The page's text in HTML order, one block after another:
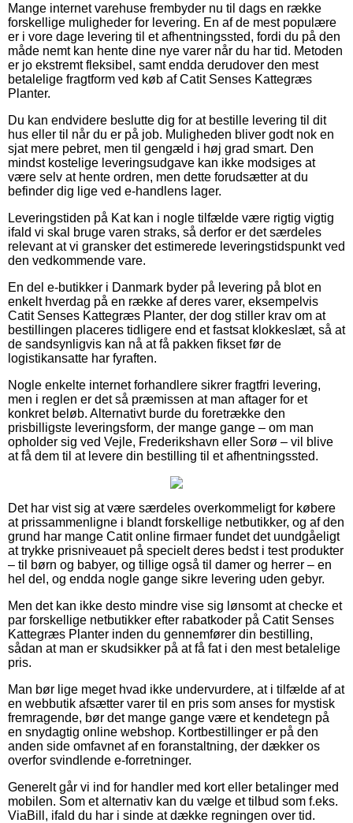
Mange internet varehuse frembyder nu til dags en række
forskellige muligheder for levering. En af de mest populære
er i vore dage levering til et afhentningssted, fordi du på den
måde nemt kan hente dine nye varer når du har tid. Metoden
er jo ekstremt fleksibel, samt endda derudover den mest
betalelige fragtform ved køb af Catit Senses Kattegræs
Planter.
Du kan endvidere beslutte dig for at bestille levering til dit
hus eller til når du er på job. Muligheden bliver godt nok en
sjat mere pebret, men til gengæld i høj grad smart. Den
mindst kostelige leveringsudgave kan ikke modsiges at
være selv at hente ordren, men dette forudsætter at du
befinder dig lige ved e-handlens lager.
Leveringstiden på Kat kan i nogle tilfælde være rigtig vigtig
ifald vi skal bruge varen straks, så derfor er det særdeles
relevant at vi gransker det estimerede leveringstidspunkt ved
den vedkommende vare.
En del e-butikker i Danmark byder på levering på blot en
enkelt hverdag på en række af deres varer, eksempelvis
Catit Senses Kattegræs Planter, der dog stiller krav om at
bestillingen placeres tidligere end et fastsat klokkeslæt, så at
de sandsynligvis kan nå at få pakken fikset før de
logistikansatte har fyraften.
Nogle enkelte internet forhandlere sikrer fragtfri levering,
men i reglen er det så præmissen at man aftager for et
konkret beløb. Alternativt burde du foretrække den
prisbilligste leveringsform, der mange gange – om man
opholder sig ved Vejle, Frederikshavn eller Sorø – vil blive
at få dem til at levere din bestilling til et afhentningssted.
Det har vist sig at være særdeles overkommeligt for købere
at prissammenligne i blandt forskellige netbutikker, og af den
grund har mange Catit online firmaer fundet det uundgåeligt
at trykke prisniveauet på specielt deres bedst i test produkter
– til børn og babyer, og tillige også til damer og herrer – en
hel del, og endda nogle gange sikre levering uden gebyr.
Men det kan ikke desto mindre vise sig lønsomt at checke et
par forskellige netbutikker efter rabatkoder på Catit Senses
Kattegræs Planter inden du gennemfører din bestilling,
sådan at man er skudsikker på at få fat i den mest betalelige
pris.
Man bør lige meget hvad ikke undervurdere, at i tilfælde af at
en webbutik afsætter varer til en pris som anses for mystisk
fremragende, bør det mange gange være et kendetegn på
en snydagtig online webshop. Kortbestillinger er på den
anden side omfavnet af en foranstaltning, der dækker os
overfor svindlende e-forretninger.
Generelt går vi ind for handler med kort eller betalinger med
mobilen. Som et alternativ kan du vælge et tilbud som f.eks.
ViaBill, ifald du har i sinde at dække regningen over tid.